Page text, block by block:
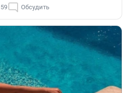
59 Обсудить